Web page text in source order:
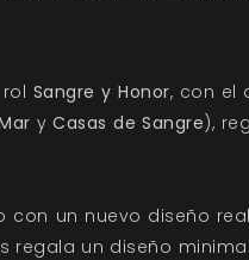
Sangre y Honor, con el
yCasas de Sangre),
con un nuevo diseño
regala un diseño